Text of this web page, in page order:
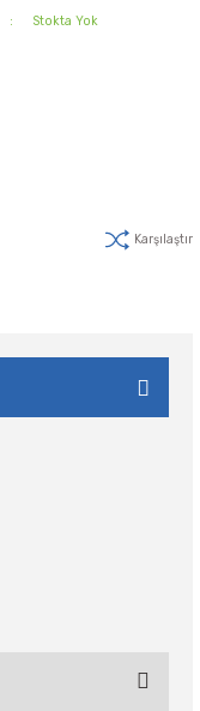
Stokta Yok
Karşılaştır